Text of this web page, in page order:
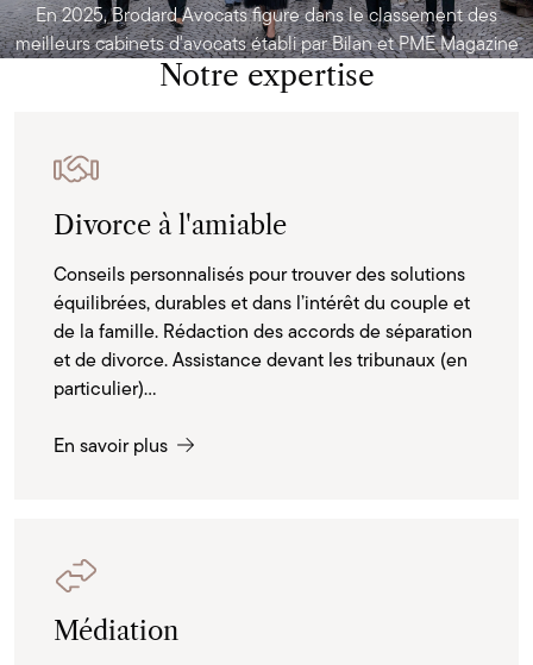
En 2025, Brodard Avocats figure dans le classement des
meilleurs cabinets d'avocats établi parBilan et PME Magazine
Notre expertise
Divorce à l'amiable
Conseils personnalisés pour trouver des solutions
équilibrées, durables et dans l’intérêt du couple et
de la famille. Rédaction des accords de séparation
et de divorce. Assistance devant les tribunaux (en
particulier)...
En savoir plus
Médiation